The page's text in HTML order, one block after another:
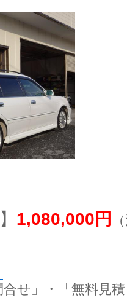
1,080,000円
せ」・「無料見